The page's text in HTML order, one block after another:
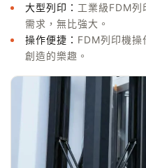
大型列印： 工業級FDM列
需求，無比強大。
操作便捷： FDM列印機操
創造的樂趣。